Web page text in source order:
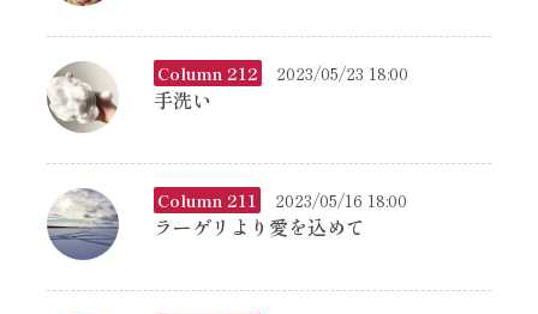
Column 212 2023/05/23 18:00
手洗い
Column 211 2023/05/16 18:00
ラーゲリより愛を込めて